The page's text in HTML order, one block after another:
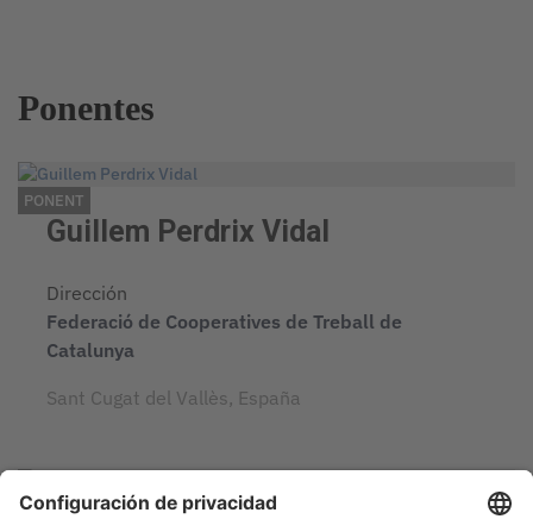
Ponentes
PONENT
Guillem Perdrix Vidal
Dirección
Federació de Cooperatives de Treball de
Catalunya
Sant Cugat del Vallès, España
PONENT